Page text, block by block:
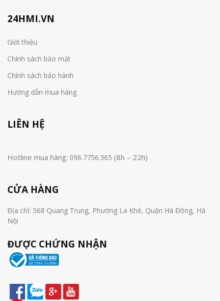
24HMI.VN
Giới thiệu
Chính sách bảo mật
Chính sách bảo hành
Hướng dẫn mua hàng
LIÊN HỆ
Hotline mua hàng: 096.7756.365 (8h – 22h)
CỬA HÀNG
Địa chỉ: 568 Quang Trung, Phường La Khê, Quận Hà Đông, Hà
Nội
ĐƯỢC CHỨNG NHẬN